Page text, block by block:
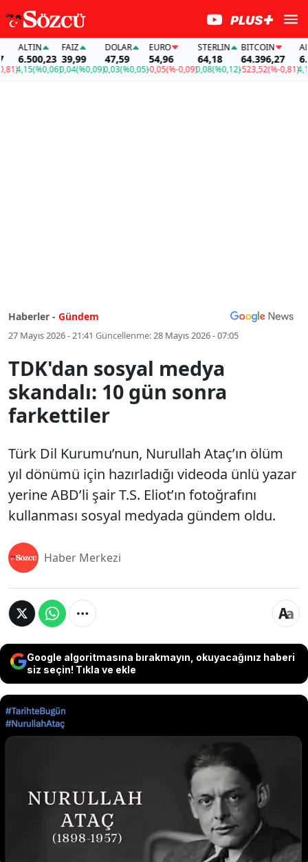
ALTIN
6.500,23
4,15(%0,06)
FAİZ
39,99
0,04(%0,09)
DOLAR
47,59
0,03(%0,05)
EURO
54,96
-0,05(%-0,09)
STERLIN
64,18
0,08(%0,12)
BITCOIN
64.396,27
-523,52(%-0,81)4,15
Haberler - Gündem
27 Mayıs 2026 - 21:41 Güncellenme:28 Mayıs 2026 - 07:05
TDK'dan sosyal medya
skandalı: 10 gün sonra
farkettiler
Türk Dil Kurumu’nun, Nurullah Ataç’ın ölüm
yıl dönümü için hazırladığı videoda ünlü yazar
yerine ABD’li şair T.S. Eliot’ın fotoğrafını
kullanması sosyal medyada gündem oldu.
Haber Merkezi
Google algoritmasına bırakmayın, okuyacağınız haberi
siz seçin! Tıkla ve ekle
Türk Dil Kurumu’nun, Nurullah Ataç’ın ölüm
yıl dönümü için hazırladığı videoda ünlü
yazar yerine ABD’li şair T.S. Eliot’ın
fotoğrafını kullanması sosyal medyada
gündem oldu.